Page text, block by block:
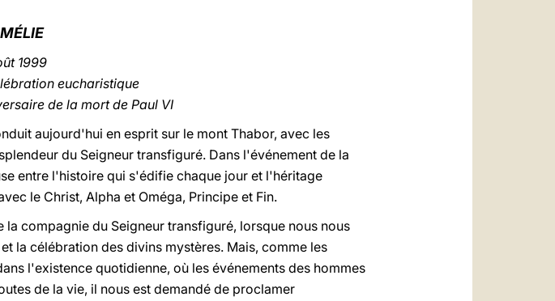
LATINE
1999
eucharistique
de la mort de Paul VI
aujourd'hui en esprit sur le mont Thabor, avec les
du Seigneur transfiguré. Dans l'événement de la
entre l'histoire qui s'édifie chaque jour et l'héritage
le Christ, Alpha et Oméga, Principe et Fin.
compagnie du Seigneur transfiguré, lorsque nous nous
la célébration des divins mystères. Mais, comme les
l'existence quotidienne, où les événements des hommes
de la vie, il nous est demandé de proclamer